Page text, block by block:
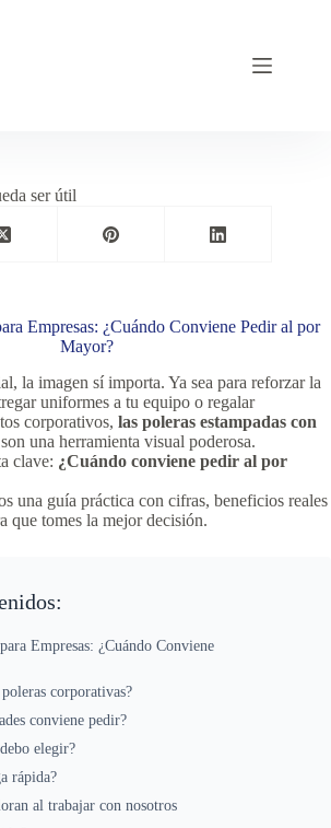
ser útil
Empresas: ¿Cuándo Conviene Pedir al por
Mayor?
la imagen sí importa. Ya sea para reforzar la
uniformes a tu equipo o regalar
corporativos, las poleras estampadas con
son una herramienta visual poderosa.
clave: ¿Cuándo conviene pedir al por
una guía práctica con cifras, beneficios reales
que tomes la mejor decisión.
Empresas: ¿Cuándo Conviene
corporativas?
conviene pedir?
elegir?
rápida?
al trabajar con nosotros